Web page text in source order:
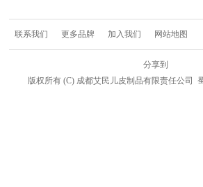
联系我们 更多品牌 加入我们 网站地图
分享到
版权所有(C) 成都艾民儿皮制品有限责任公司